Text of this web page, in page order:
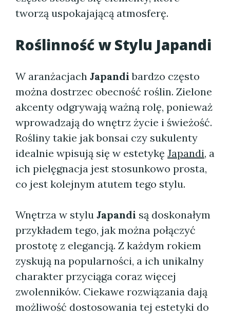
tworzą uspokajającą atmosferę.
Roślinność w Stylu Japandi
W aranżacjach Japandi bardzo często
można dostrzec obecność roślin. Zielone
akcenty odgrywają ważną rolę, ponieważ
wprowadzają do wnętrz życie i świeżość.
Rośliny takie jak bonsai czy sukulenty
idealnie wpisują się w estetykę Japandi, a
ich pielęgnacja jest stosunkowo prosta,
co jest kolejnym atutem tego stylu.
Wnętrza w stylu Japandi są doskonałym
przykładem tego, jak można połączyć
prostotę z elegancją. Z każdym rokiem
zyskują na popularności, a ich unikalny
charakter przyciąga coraz więcej
zwolenników. Ciekawe rozwiązania dają
możliwość dostosowania tej estetyki do